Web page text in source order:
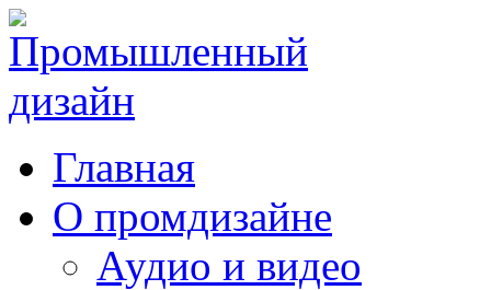
Главная
О промдизайне
Аудио и видео